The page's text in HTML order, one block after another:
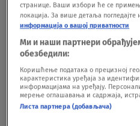
Zatvara se
"Lokalna vlast
18.01.
Drama kod
da otme
pucao i pretio
HRONIKA30.12.25.
SSP tvrdi:
странице. Ваши избори ће се
локација. За више детаља
информација о вашој приватности
Ми и наши партнери
обезбедили:
Коришћење података о прецизној
карактеристика уређаја за
информацијама на уређају.
мерење оглашавања и садржаја,
Листа партнера (добављача)